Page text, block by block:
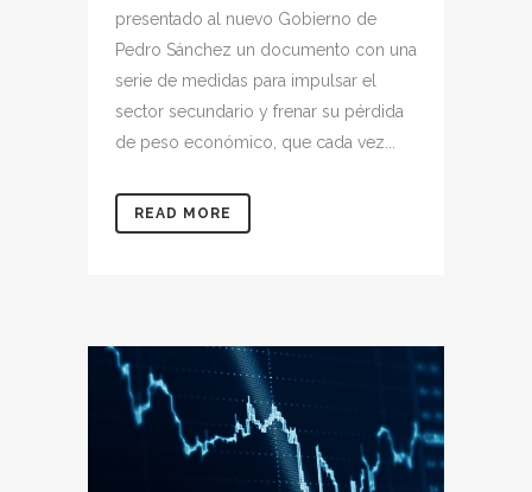
presentado al nuevo Gobierno de
Pedro Sánchez un documento con una
serie de medidas para impulsar el
sector secundario y frenar su pérdida
de peso económico, que cada vez...
READ MORE